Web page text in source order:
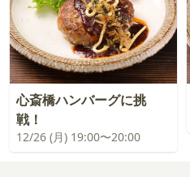
心斎橋ハンバーグに挑
戦！
12/26 (月) 19:00〜20:00